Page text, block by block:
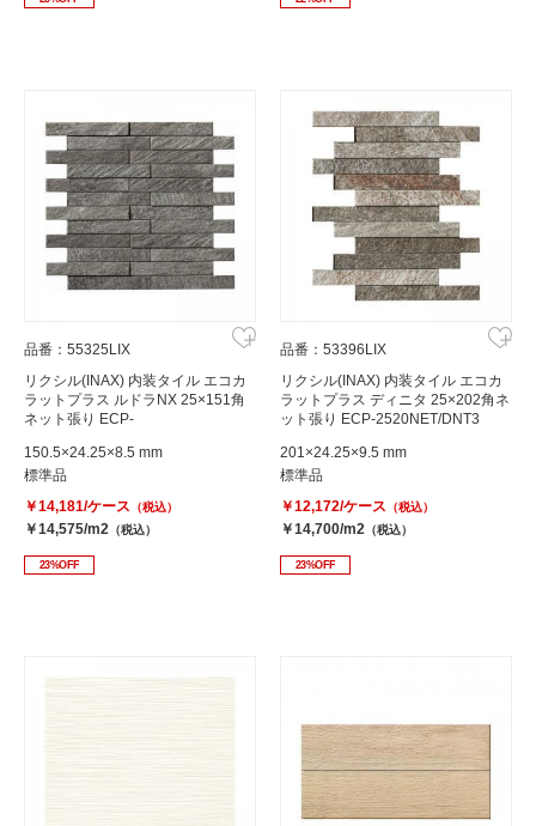
品番：55325LIX
リクシル(INAX) 内装タイル エコカ
ラットプラス ルドラNX 25×151角
ネット張り ECP-
150.5×24.25×8.5 mm
標準品
￥14,181/ケース （税込）
￥14,575/m2 （税込）
23%OFF
品番：53396LIX
リクシル(INAX) 内装タイル エコカ
ラットプラス ディニタ 25×202角ネ
ット張り ECP-2520NET/DNT3
201×24.25×9.5 mm
標準品
￥12,172/ケース （税込）
￥14,700/m2 （税込）
23%OFF